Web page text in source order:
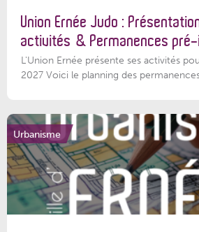
Union Ernée Judo :
activités & Permanences
L'Union Ernée présente ses activités
2027 Voici le planning des
Urbanisme